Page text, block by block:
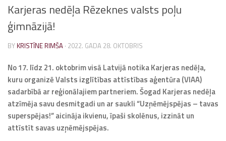
Karjeras nedēļa Rēzeknes valsts poļu
ģimnāzijā!
BY KRISTĪNE RIMŠA · 2022. GADA 28. OKTOBRIS
No 17. līdz 21. oktobrim visā Latvijā notika Karjeras nedēļa,
kuru organizē Valsts izglītības attīstības aģentūra (VIAA)
sadarbībā ar reģionālajiem partneriem. Šogad Karjeras nedēļa
atzīmēja savu desmitgadi un ar saukli “Uzņēmējspējas – tavas
superspējas!” aicināja ikvienu, īpaši skolēnus, izzināt un
attīstīt savas uzņēmējspējas.